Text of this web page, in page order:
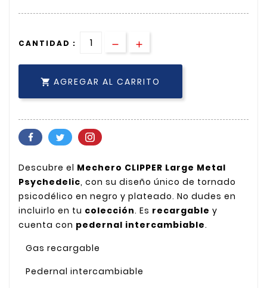
CANTIDAD :
 AGREGAR AL CARRITO
Descubre el Mechero CLIPPER Large Metal
Psychedelic, con su diseño único de tornado
psicodélico en negro y plateado. No dudes en
incluirlo en tu colección. Es recargable y
cuenta con pedernal intercambiable.
Gas recargable
Pedernal intercambiable